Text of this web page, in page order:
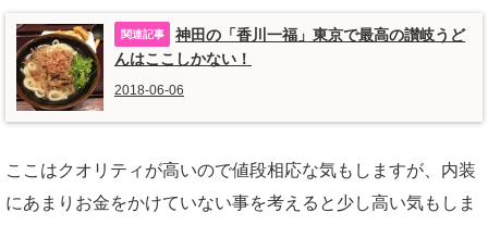
神田の「香川一福」東京で最高の讃岐うど
んはここしかない！
2018-06-06
ここはクオリティが高いので値段相応な気もしますが、内装
にあまりお金をかけていない事を考えると少し高い気もしま